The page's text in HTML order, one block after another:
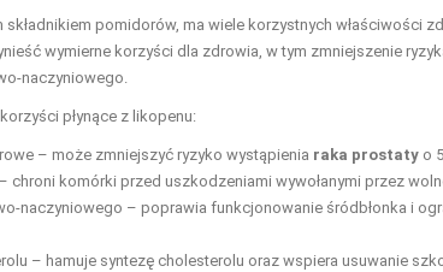
składnikiem pomidorów, ma wiele korzystnych właściwości
wymierne korzyści dla zdrowia, w tym zmniejszenie
naczyniowego.
płynące z likopenu:
– może zmniejszyć ryzyko wystąpienia raka prostaty o
chroni komórki przed uszkodzeniami wywołanymi przez
naczyniowego – poprawia funkcjonowanie śródbłonka i
– hamuje syntezę cholesterolu oraz wspiera usuwanie